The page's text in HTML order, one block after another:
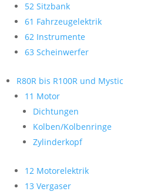
52 Sitzbank
61 Fahrzeugelektrik
62 Instrumente
63 Scheinwerfer
R80R bis R100R und Mystic
11 Motor
Dichtungen
Kolben/Kolbenringe
Zylinderkopf
12 Motorelektrik
13 Vergaser